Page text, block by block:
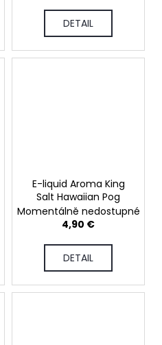
DETAIL
E-liquid Aroma King
Salt Hawaiian Pog
Momentálně nedostupné
4,90 €
DETAIL